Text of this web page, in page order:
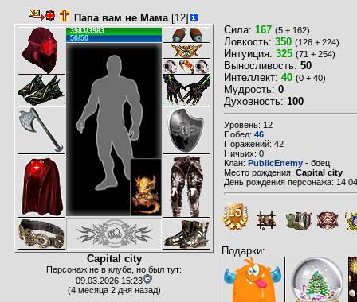
Папа вам не Мама[12]
3983/3983
50/50
Capital city
Персонаж не в клубе, но был тут:
09.03.2026 15:23
(4 месяца 2 дня назад)
Сила: 167 (5 + 162)
Ловкость: 350 (126 + 224)
Интуиция: 325 (71 + 254)
Выносливость: 50
Интеллект: 40 (0 + 40)
Мудрость: 0
Духовность: 100
Уровень: 12
Побед: 46
Поражений: 42
Ничьих: 0
Клан: PublicEnemy - боец
Место рождения: Capital city
День рождения персонажа:
Подарки: